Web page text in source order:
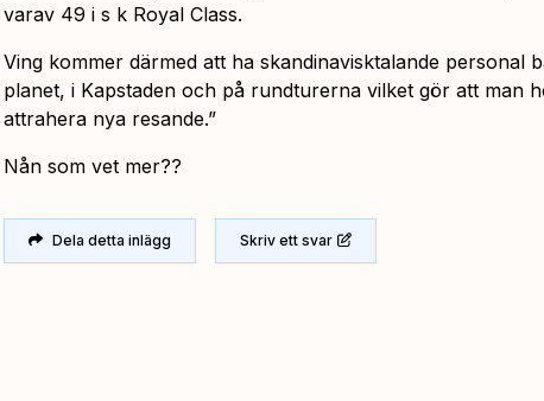
varav 49 i s k Royal Class.
Ving kommer därmed att ha skandinavisktalande personal
planet, i Kapstaden och på rundturerna vilket gör att man
attrahera nya resande.”
Nån som vet mer??
Dela detta inlägg Skriv ett svar